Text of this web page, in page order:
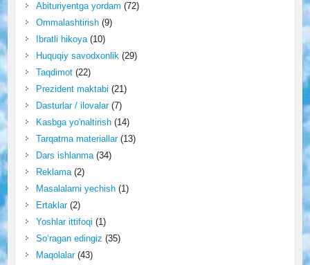
Abituriyentga yordam (72)
Ommalashtirish(9)
Ibratli hikoya(10)
Huquqiy savodxonlik (29)
Taqdimot(22)
Prezident maktabi (21)
Dasturlar / ilovalar(7)
Kasbga yo'naltirish(14)
Tarqatma materiallar(13)
Dars ishlanma(34)
Reklama(2)
Masalalarni yechish(1)
Ertaklar(2)
Yoshlar ittifoqi (1)
So‘ragan edingiz (35)
Maqolalar(43)